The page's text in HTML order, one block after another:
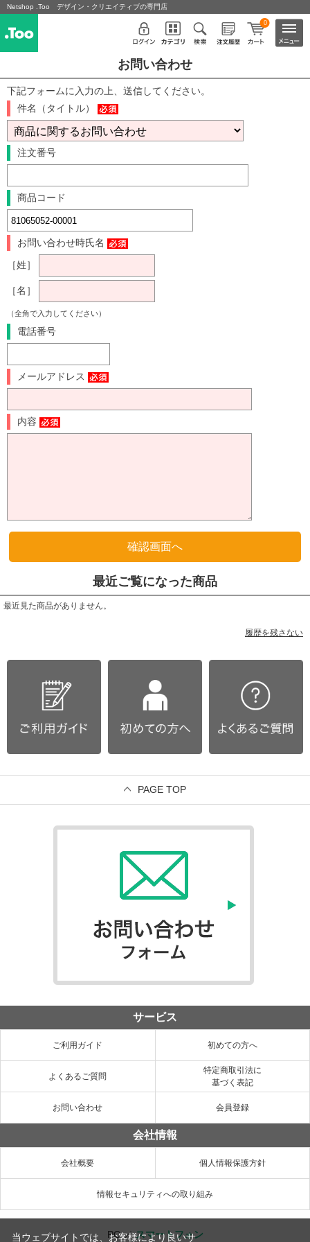
Netshop .Too デザイン・クリエイティブの専門店
0
お問い合わせ
下記フォームに入力の上、送信してください。
件名（タイトル）
注文番号
商品コード
お問い合わせ時氏名
［姓］
［名］
（全角で入力してください）
電話番号
メールアドレス
内容
最近ご覧になった商品
最近見た商品がありません。
履歴を残さない
PAGE TOP
サービス
ご利用ガイド 初めての方へ
よくあるご質問
特定商取引法に
基づく表記
お問い合わせ 会員登録
会社情報
会社概要 個人情報保護方針
情報セキュリティへの取り組み
PC／スマートフォン
当ウェブサイトでは、お客様により良いサ